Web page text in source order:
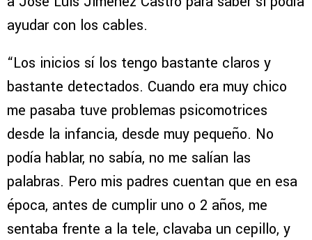
ayudar con los cables.
“Los inicios sí los tengo bastante claros y
bastante detectados. Cuando era muy chico
me pasaba tuve problemas psicomotrices
desde la infancia, desde muy pequeño. No
podía hablar, no sabía, no me salían las
palabras. Pero mis padres cuentan que en esa
época, antes de cumplir uno o 2 años, me
sentaba frente a la tele, clavaba un cepillo, y